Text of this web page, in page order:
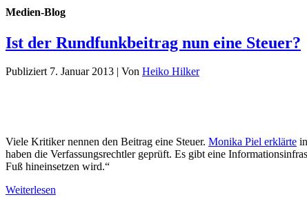
Medien-Blog
Ist der Rundfunkbeitrag nun eine Steuer?
Publiziert 7. Januar 2013 | Von Heiko Hilker
Viele Kritiker nennen den Beitrag eine Steuer. Monika Piel erklärte
haben die Verfassungsrechtler geprüft. Es gibt eine
Fuß hineinsetzen wird.“
Weiterlesen